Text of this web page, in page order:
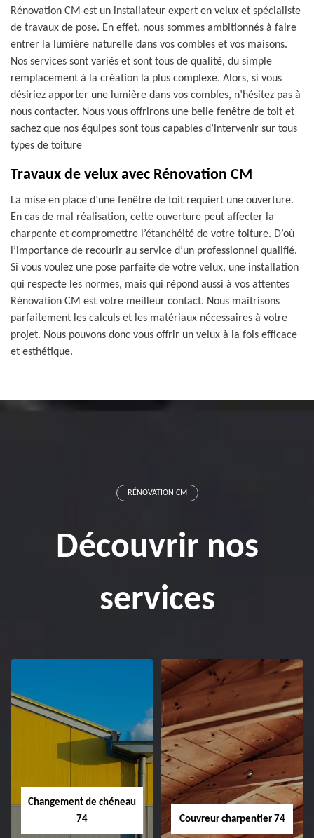
Rénovation CM est un installateur expert en velux et spécialiste
de travaux de pose. En effet, nous sommes ambitionnés à faire
entrer la lumière naturelle dans vos combles et vos maisons.
Nos services sont variés et sont tous de qualité, du simple
remplacement à la création la plus complexe. Alors, si vous
désiriez apporter une lumière dans vos combles, n’hésitez pas à
nous contacter. Nous vous offrirons une belle fenêtre de toit et
sachez que nos équipes sont tous capables d’intervenir sur tous
types de toiture
Travaux de velux avec Rénovation CM
La mise en place d’une fenêtre de toit requiert une ouverture.
En cas de mal réalisation, cette ouverture peut affecter la
charpente et compromettre l’étanchéité de votre toiture. D’où
l’importance de recourir au service d’un professionnel qualifié.
Si vous voulez une pose parfaite de votre velux, une installation
qui respecte les normes, mais qui répond aussi à vos attentes
Rénovation CM est votre meilleur contact. Nous maitrisons
parfaitement les calculs et les matériaux nécessaires à votre
projet. Nous pouvons donc vous offrir un velux à la fois efficace
et esthétique.
RÉNOVATION CM
Découvrir nos
services
Changement de chéneau
74
Couvreur charpentier 74